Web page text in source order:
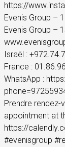
https://
Evenis Group –
Evenis Group –
Israël :
France :
WhatsApp :
Prendre rendez-
appointment at
https://
#evenisgroup